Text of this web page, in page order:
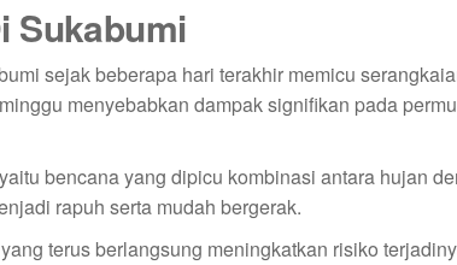
Sukabumi
sejak beberapa hari terakhir memicu
menyebabkan dampak signifikan pada
bencana yang dipicu kombinasi antara hujan
rapuh serta mudah bergerak.
terus berlangsung meningkatkan risiko